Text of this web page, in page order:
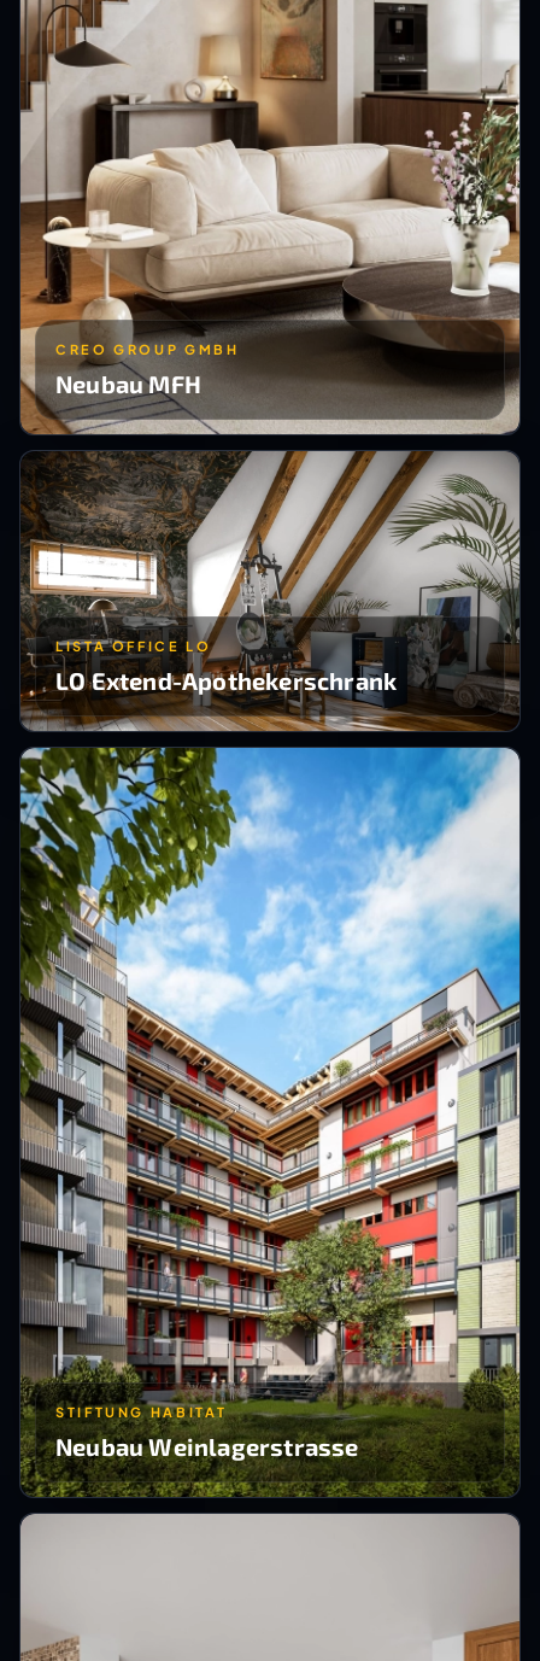
CREO GROUP GMBH
Neubau MFH
LISTA OFFICE LO
LO Extend-Apothekerschrank
STIFTUNG HABITAT
Neubau Weinlagerstrasse